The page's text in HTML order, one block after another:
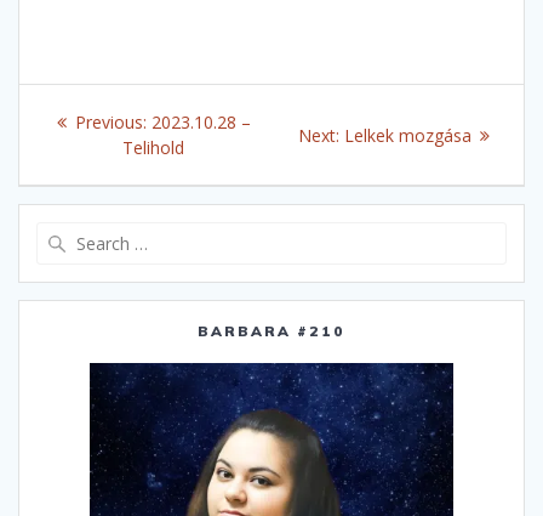
Post
navigation
Previous: Previous
post:
2023.10.28 –
Telihold
Next: Next
Lelkek mozgása
BARBARA #210